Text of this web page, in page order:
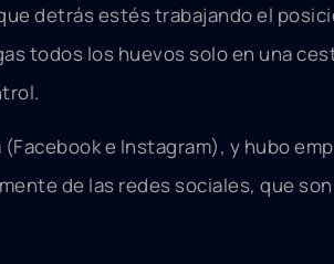
detrás estés trabajando el
todos los huevos solo en una
e Instagram), y hubo
de las redes sociales, que